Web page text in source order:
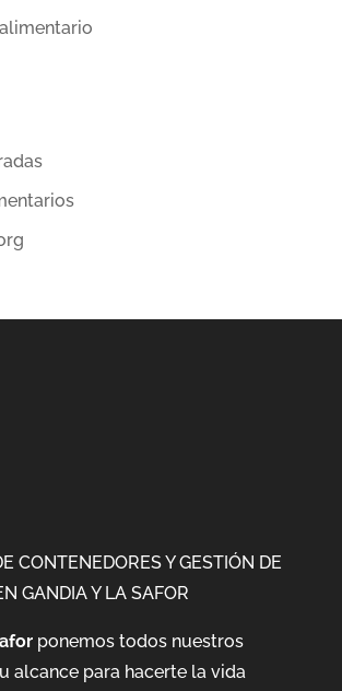
CONTENEDORES Y GESTIÓN DE
GANDIA Y LA SAFOR
ponemos todos nuestros
alcance para hacerte la vida